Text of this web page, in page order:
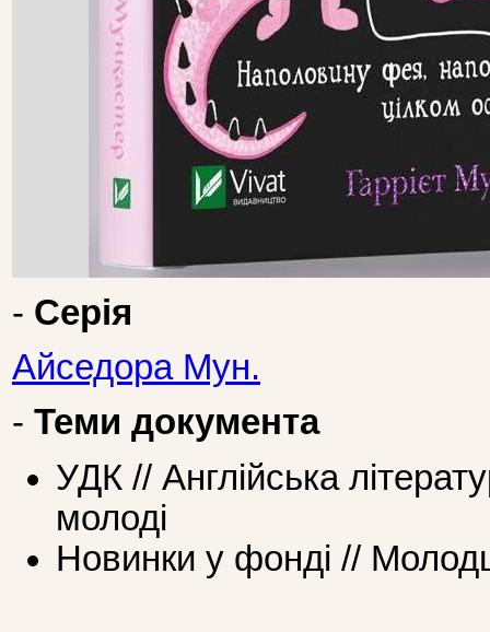
- Серія
Айседора Мун.
- Теми документа
УДК // Англійська
молоді
Новинки у фонді //